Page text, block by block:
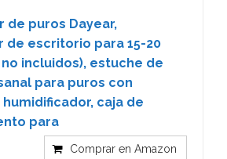
de puros Dayear,
de escritorio para 15-20
incluidos), estuche de
para puros con
caja de
para
Comprar en Amazon